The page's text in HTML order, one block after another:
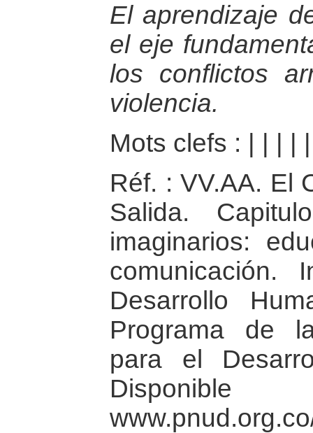
El aprendizaje
el eje
los conflictos
violencia.
Mots clefs :
Réf. : VV.AA. El
Salida.
imaginarios:
comunicación.
Desarrollo
Programa de
para el